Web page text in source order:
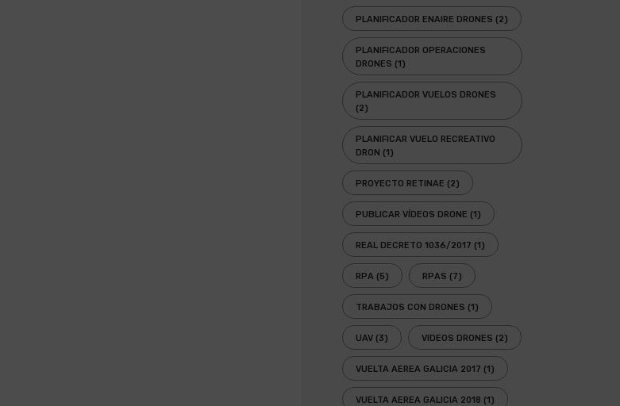
PLANIFICADOR ENAIRE DRONES (2)
PLANIFICADOR OPERACIONES
DRONES (1)
PLANIFICADOR VUELOS DRONES
(2)
PLANIFICAR VUELO RECREATIVO
DRON (1)
PROYECTO RETINAE (2)
PUBLICAR VÍDEOS DRONE (1)
REAL DECRETO 1036/2017 (1)
RPA (5) RPAS (7)
TRABAJOS CON DRONES (1)
UAV (3) VIDEOS DRONES (2)
VUELTA AEREA GALICIA 2017 (1)
VUELTA AEREA GALICIA 2018 (1)